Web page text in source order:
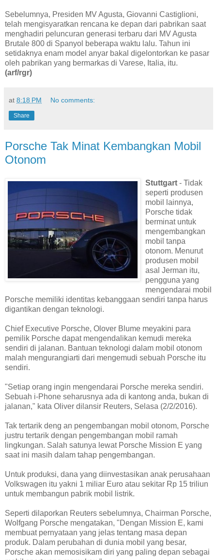
Sebelumnya, Presiden MV Agusta, Giovanni Castiglioni,
telah mengisyaratkan rencana ke depan dari pabrikan saat
menghadiri peluncuran generasi terbaru dari MV Agusta
Brutale 800 di Spanyol beberapa waktu lalu. Tahun ini
setidaknya enam model anyar bakal digelontorkan ke pasar
oleh pabrikan yang bermarkas di Varese, Italia, itu.
(arf/rgr)
at 8:18 PM No comments:
Share
Porsche Tak Minat Kembangkan Mobil
Otonom
Stuttgart - Tidak
seperti produsen
mobil lainnya,
Porsche tidak
berminat untuk
mengembangkan
mobil tanpa
otonom. Menurut
produsen mobil
asal Jerman itu,
pengguna yang
mengendarai mobil
Porsche memiliki identitas kebanggaan sendiri tanpa harus
digantikan dengan teknologi.
Chief Executive Porsche, Olover Blume meyakini para
pemilik Porsche dapat mengendalikan kemudi mereka
sendiri di jalanan. Bantuan teknologi dalam mobil otonom
malah mengurangiarti dari mengemudi sebuah Porsche itu
sendiri.
"Setiap orang ingin mengendarai Porsche mereka sendiri.
Sebuah i-Phone seharusnya ada di kantong anda, bukan di
jalanan," kata Oliver dilansir Reuters, Selasa (2/2/2016).
Tak tertarik deng an pengembangan mobil otonom, Porsche
justru tertarik dengan pengembangan mobil ramah
lingkungan. Salah satunya lewat Porsche Mission E yang
saat ini masih dalam tahap pengembangan.
Untuk produksi, dana yang diinvestasikan anak perusahaan
Volkswagen itu yakni 1 miliar Euro atau sekitar Rp 15 triliun
untuk membangun pabrik mobil listrik.
Seperti dilaporkan Reuters sebelumnya, Chairman Porsche,
Wolfgang Porsche mengatakan, "Dengan Mission E, kami
membuat pernyataan yang jelas tentang masa depan
produk. Dalam perubahan di dunia mobil yang besar,
Porsche akan memosisikam diri yang paling depan sebagai